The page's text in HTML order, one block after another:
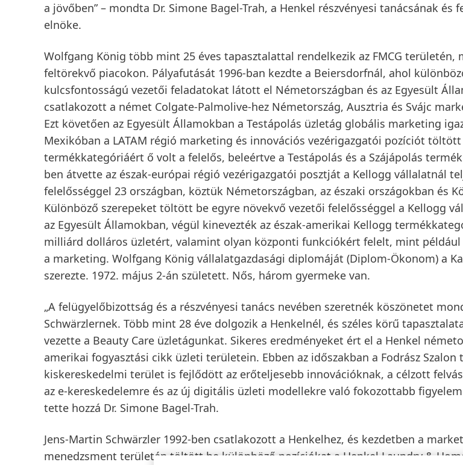
a jövőben” – mondta Dr. Simone Bagel-Trah, a Henkel részvényesi tanácsának és
elnöke.
Wolfgang König több mint 25 éves tapasztalattal rendelkezik az FMCG területén,
feltörekvő piacokon. Pályafutását 1996-ban kezdte a Beiersdorfnál, ahol
kulcsfontosságú vezetői feladatokat látott el Németországban és az Egyesült
csatlakozott a német Colgate-Palmolive-hez Németország, Ausztria és Svájc
Ezt követően az Egyesült Államokban a Testápolás üzletág globális marketing
Mexikóban a LATAM régió marketing és innovációs vezérigazgatói pozíciót
termékkategóriáért ő volt a felelős, beleértve a Testápolás és a Szájápolás
ben átvette az észak-európai régió vezérigazgatói posztját a Kellogg vállalatnál
felelősséggel 23 országban, köztük Németországban, az északi országokban és
Különböző szerepeket töltött be egyre növekvő vezetői felelősséggel a Kellogg
az Egyesült Államokban, végül kinevezték az észak-amerikai Kellogg
milliárd dolláros üzletért, valamint olyan központi funkciókért felelt, mint például
a marketing. Wolfgang König vállalatgazdasági diplomáját (Diplom-Ökonom) a
szerezte. 1972. május 2-án született. Nős, három gyermeke van.
„A felügyelőbizottság és a részvényesi tanács nevében szeretnék köszönetet
Schwärzlernek. Több mint 28 éve dolgozik a Henkelnél, és széles körű
vezette a Beauty Care üzletágunkat. Sikeres eredményeket ért el a Henkel
amerikai fogyasztási cikk üzleti területein. Ebben az időszakban a Fodrász
kiskereskedelmi terület is fejlődött az erőteljesebb innovációknak, a célzott
az e-kereskedelemre és az új digitális üzleti modellekre való fokozottabb
tette hozzá Dr. Simone Bagel-Trah.
Jens-Martin Schwärzler 1992-ben csatlakozott a Henkelhez, és kezdetben a
menedzsment területén töltött be különböző pozíciókat a Henkel Laundry &